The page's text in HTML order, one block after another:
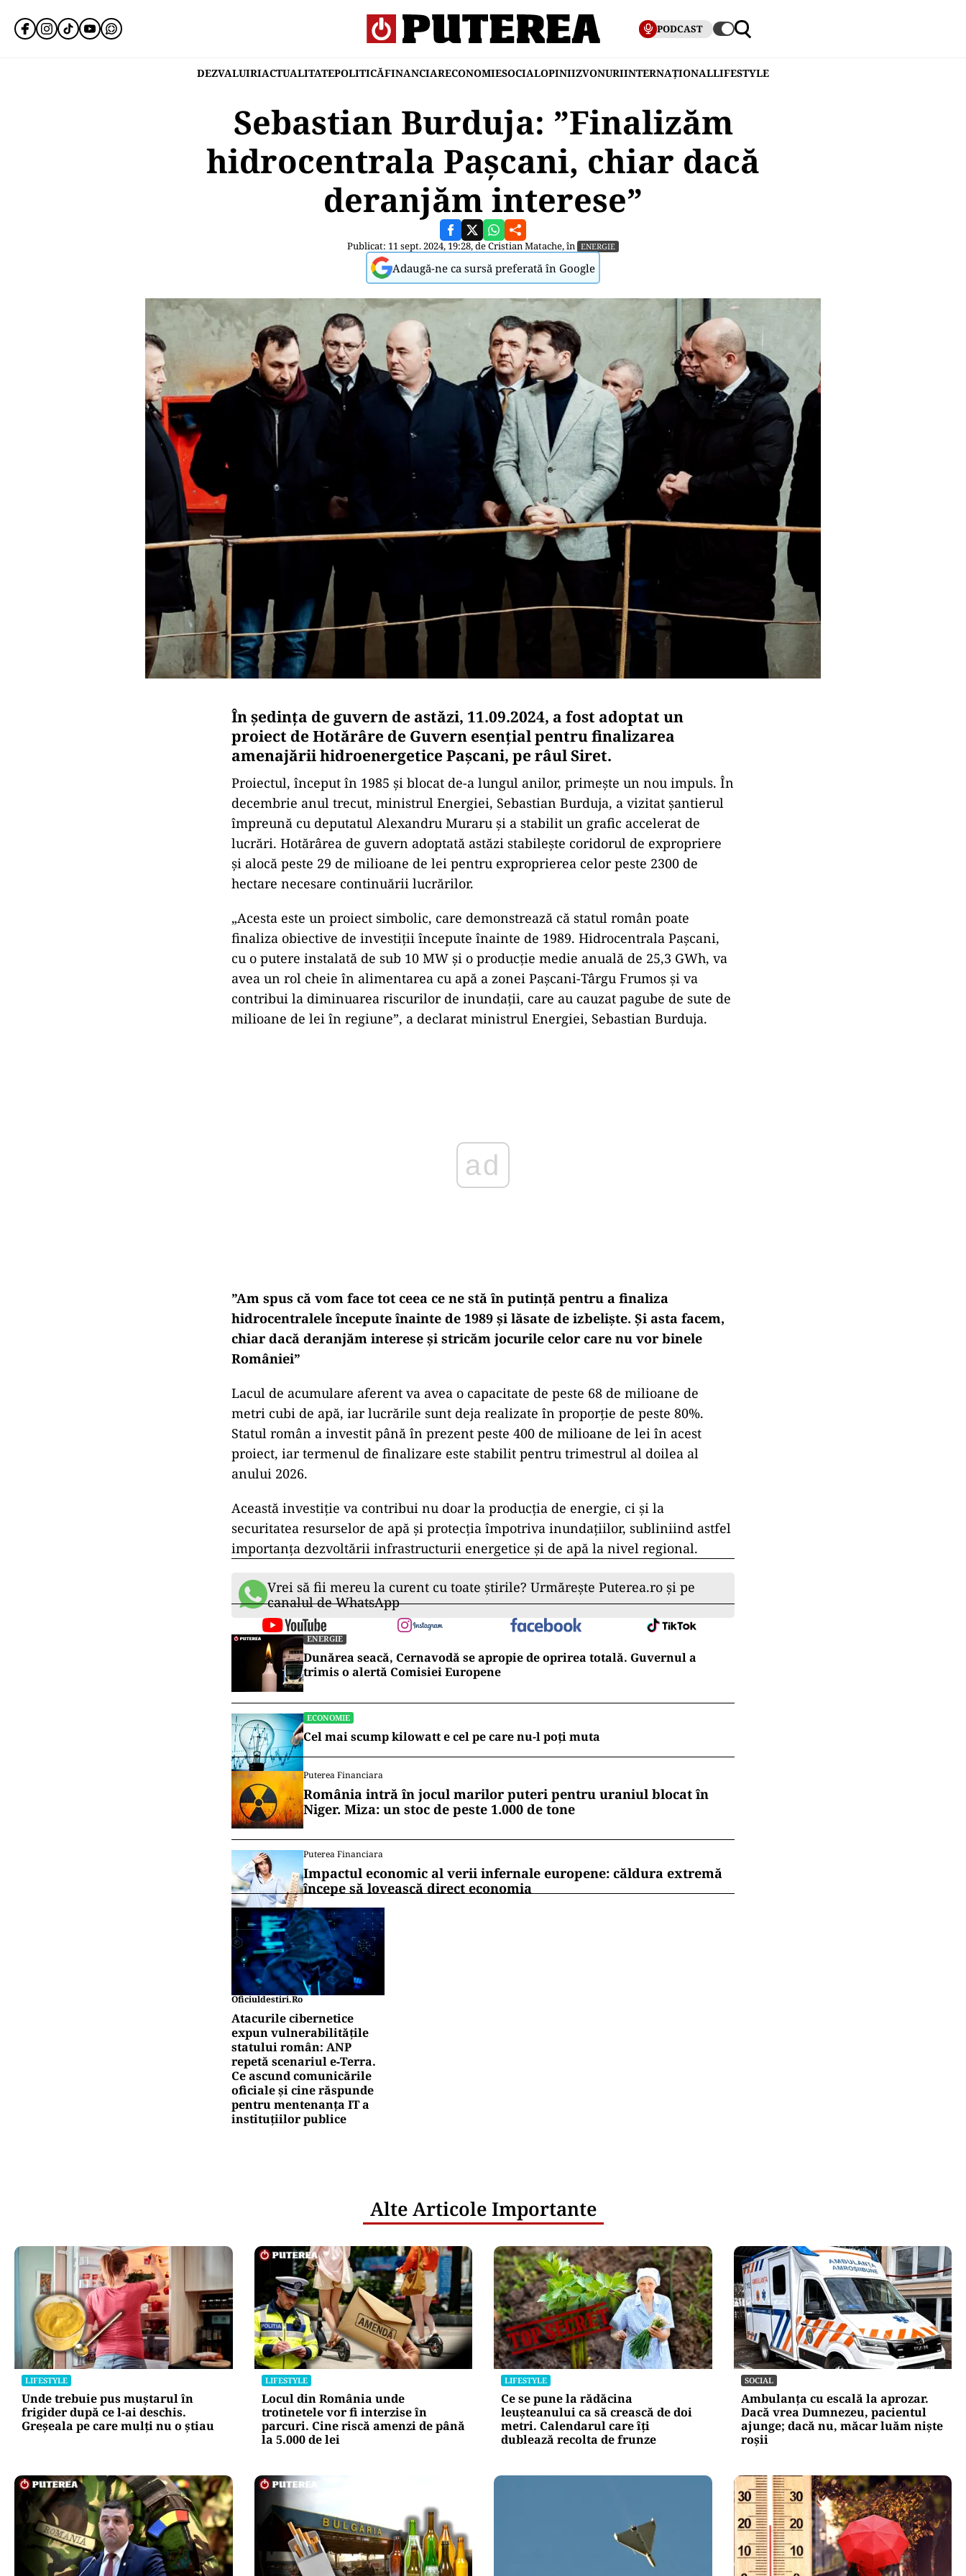
PODCAST
DEZVALUIRIACTUALITATEPOLITICĂFINANCIARECONOMIESOCIALOPINIIZVONURIINTERNAȚIONALLIFESTYLE
Sebastian Burduja: ”Finalizăm
hidrocentrala Pașcani, chiar dacă
deranjăm interese”
Publicat: 11 sept. 2024, 19:28, deCristian Matache, în ENERGIE
Adaugă-ne ca sursă preferată în Google
În ședința de guvern de astăzi, 11.09.2024, a fost adoptat un
proiect de Hotărâre de Guvern esențial pentru finalizarea
amenajării hidroenergetice Pașcani, pe râul Siret.
Proiectul, început în 1985 și blocat de-a lungul anilor, primește un nou impuls. În
decembrie anul trecut, ministrul Energiei, Sebastian Burduja, a vizitat șantierul
împreună cu deputatul Alexandru Muraru și a stabilit un grafic accelerat de
lucrări. Hotărârea de guvern adoptată astăzi stabilește coridorul de expropriere
și alocă peste 29 de milioane de lei pentru exproprierea celor peste 2300 de
hectare necesare continuării lucrărilor.
„Acesta este un proiect simbolic, care demonstrează că statul român poate
finaliza obiective de investiții începute înainte de 1989. Hidrocentrala Pașcani,
cu o putere instalată de sub 10 MW și o producție medie anuală de 25,3 GWh, va
avea un rol cheie în alimentarea cu apă a zonei Pașcani-Târgu Frumos și va
contribui la diminuarea riscurilor de inundații, care au cauzat pagube de sute de
milioane de lei în regiune”, a declarat ministrul Energiei, Sebastian Burduja.
”Am spus că vom face tot ceea ce ne stă în putință pentru a finaliza
hidrocentralele începute înainte de 1989 și lăsate de izbeliște. Și asta facem,
chiar dacă deranjăm interese și stricăm jocurile celor care nu vor binele
României”
Lacul de acumulare aferent va avea o capacitate de peste 68 de milioane de
metri cubi de apă, iar lucrările sunt deja realizate în proporție de peste 80%.
Statul român a investit până în prezent peste 400 de milioane de lei în acest
proiect, iar termenul de finalizare este stabilit pentru trimestrul al doilea al
anului 2026.
Această investiție va contribui nu doar la producția de energie, ci și la
securitatea resurselor de apă și protecția împotriva inundațiilor, subliniind astfel
importanța dezvoltării infrastructurii energetice și de apă la nivel regional.
Vrei să fii mereu la curent cu toate știrile? Urmărește Puterea.ro și pe
canalul de WhatsApp
ENERGIE
Dunărea seacă, Cernavodă se apropie de oprirea totală. Guvernul a
trimis o alertă Comisiei Europene
ECONOMIE
Cel mai scump kilowatt e cel pe care nu-l poți muta
Puterea Financiara
România intră în jocul marilor puteri pentru uraniul blocat în
Niger. Miza: un stoc de peste 1.000 de tone
Puterea Financiara
Impactul economic al verii infernale europene: căldura extremă
începe să lovească direct economia
Oficiuldestiri.ro
Atacurile cibernetice
expun vulnerabilitățile
statului român: ANP
repetă scenariul e‑Terra.
Ce ascund comunicările
oficiale și cine răspunde
pentru mentenanța IT a
instituțiilor publice
Alte Articole Importante
LIFESTYLE
Unde trebuie pus muștarul în
frigider după ce l-ai deschis.
Greșeala pe care mulți nu o știau
LIFESTYLE
Locul din România unde
trotinetele vor fi interzise în
parcuri. Cine riscă amenzi de până
la 5.000 de lei
LIFESTYLE
Ce se pune la rădăcina
leușteanului ca să crească de doi
metri. Calendarul care îți
dublează recolta de frunze
SOCIAL
Ambulanța cu escală la aprozar.
Dacă vrea Dumnezeu, pacientul
ajunge; dacă nu, măcar luăm niște
roșii